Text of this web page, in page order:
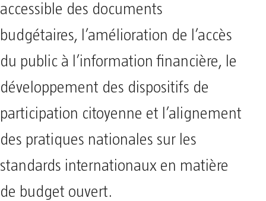
accessible des documents
budgétaires, l’amélioration de l’accès
du public à l’information financière, le
développement des dispositifs de
participation citoyenne et l’alignement
des pratiques nationales sur les
standards internationaux en matière
de budget ouvert.